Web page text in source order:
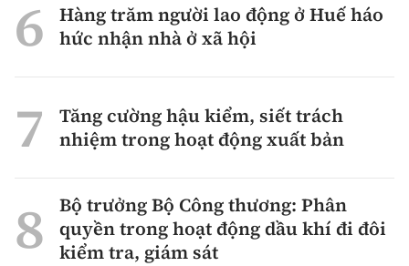
Hàng trăm người lao động ở Huế háo
hức nhận nhà ở xã hội
Tăng cường hậu kiểm, siết trách
nhiệm trong hoạt động xuất bản
Bộ trưởng Bộ Công thương: Phân
quyền trong hoạt động dầu khí đi đôi
kiểm tra, giám sát